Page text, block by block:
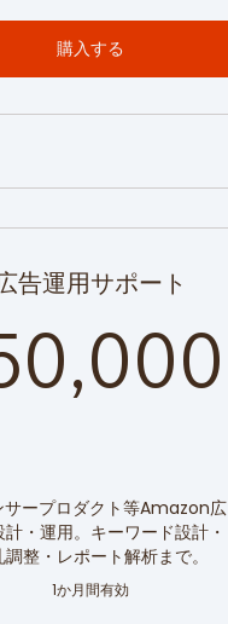
購入する
￥
告運用サポート
サープロダクト等Amazon広
計・運用。キーワード設計・
調整・レポート解析まで。
1か月間有効